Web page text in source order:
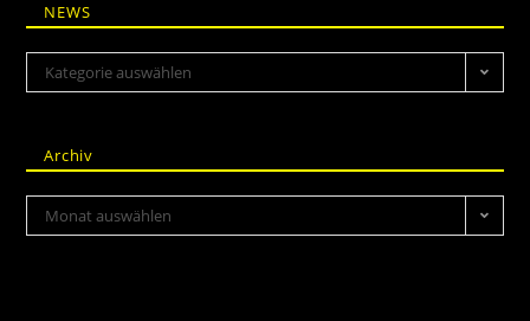
NEWS
Kategorie auswählen
Archiv
Monat auswählen